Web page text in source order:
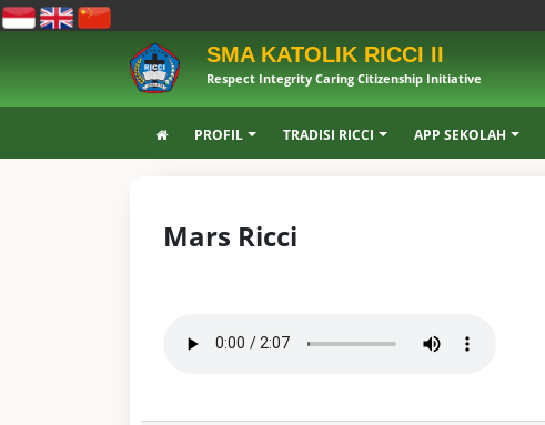
SMA KATOLIK RICCI II
Respect Integrity Caring Citizenship Initiative
PROFIL TRADISI RICCI APP SEKOLAH
Mars Ricci